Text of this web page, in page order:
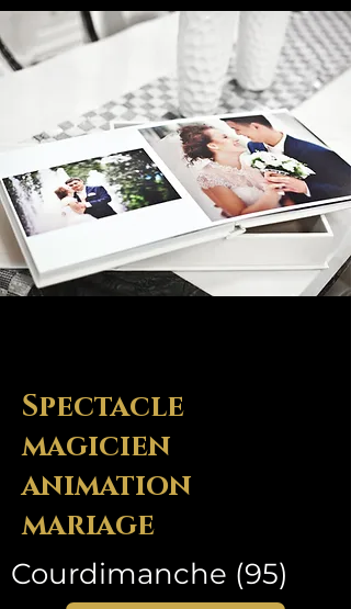
Spectacle
magicien
animation
mariage
Courdimanche (95)